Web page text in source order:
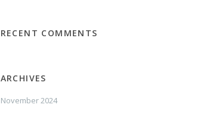
RECENT COMMENTS
ARCHIVES
November 2024